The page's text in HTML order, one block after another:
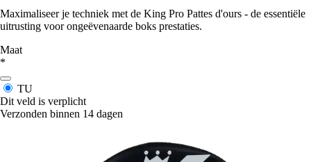
Maximaliseer je techniek met de King Pro Pattes d'ours - de essentiële
uitrusting voor ongeëvenaarde boks prestaties.
Maat
*
TU
Dit veld is verplicht
Verzonden binnen 14 dagen